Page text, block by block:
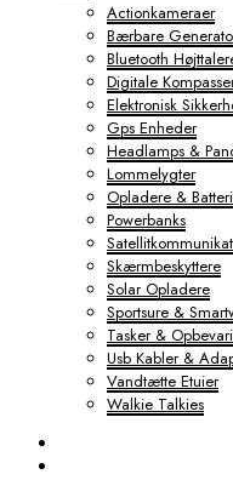
Actionkameraer
Bærbare
Bluetooth
Digitale
Elektronisk
Gps Enheder
Headlamps &
Lommelygter
Opladere &
Powerbanks
Skærmbeskyttere
Solar Opladere
Sportsure &
Tasker &
Usb Kabler &
Vandtætte Etuier
Walkie Talkies